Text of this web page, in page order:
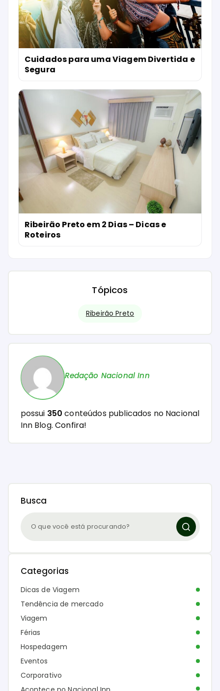
Cuidados para uma Viagem Divertida e
Segura
Ribeirão Preto em 2 Dias – Dicas e
Roteiros
Tópicos
Ribeirão Preto
Redação Nacional Inn
possui 350 conteúdos publicados no Nacional
Inn Blog.Confira!
Busca
Categorias
Dicas de Viagem
Tendência de mercado
Viagem
Férias
Hospedagem
Eventos
Corporativo